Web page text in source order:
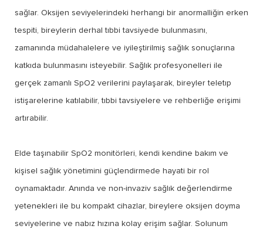
sağlar. Oksijen seviyelerindeki herhangi bir anormalliğin erken
tespiti, bireylerin derhal tıbbi tavsiyede bulunmasını,
zamanında müdahalelere ve iyileştirilmiş sağlık sonuçlarına
katkıda bulunmasını isteyebilir. Sağlık profesyonelleri ile
gerçek zamanlı SpO2 verilerini paylaşarak, bireyler teletıp
istişarelerine katılabilir, tıbbi tavsiyelere ve rehberliğe erişimi
artırabilir.
Elde taşınabilir SpO2 monitörleri, kendi kendine bakım ve
kişisel sağlık yönetimini güçlendirmede hayati bir rol
oynamaktadır. Anında ve non-invaziv sağlık değerlendirme
yetenekleri ile bu kompakt cihazlar, bireylere oksijen doyma
seviyelerine ve nabız hızına kolay erişim sağlar. Solunum